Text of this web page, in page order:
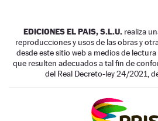
EDICIONES EL PAIS, S.L.U. realiza
reproducciones y usos de las obras y
desde este sitio web a medios de
que resulten adecuados a tal fin de
del Real Decreto-ley 24/2021,